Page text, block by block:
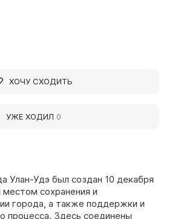
Улан-Удэ был создан 10 декабря
местом сохранения и
города, а также поддержки и
процесса. Здесь соединены
ХОЧУ СХОДИТЬ
УЖЕ ХОДИЛ 0